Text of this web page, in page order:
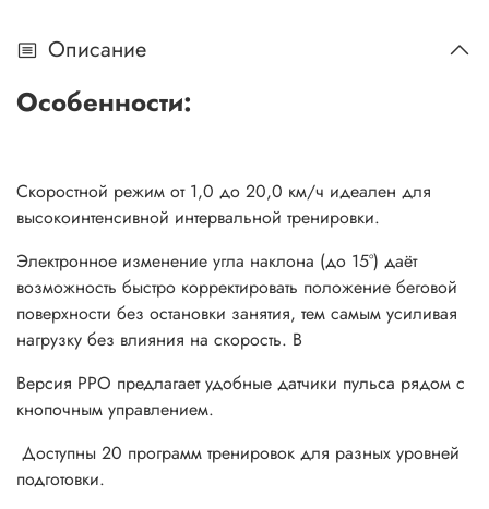
Описание
Особенности:
Скоростной режим от 1,0 до 20,0 км/ч идеален для
высокоинтенсивной интервальной тренировки.
Электронное изменение угла наклона (до 15°) даёт
возможность быстро корректировать положение беговой
поверхности без остановки занятия, тем самым усиливая
нагрузку без влияния на скорость. В
Версия PPO предлагает удобные датчики пульса рядом с
кнопочным управлением.
Доступны 20 программ тренировок для разных уровней
подготовки.